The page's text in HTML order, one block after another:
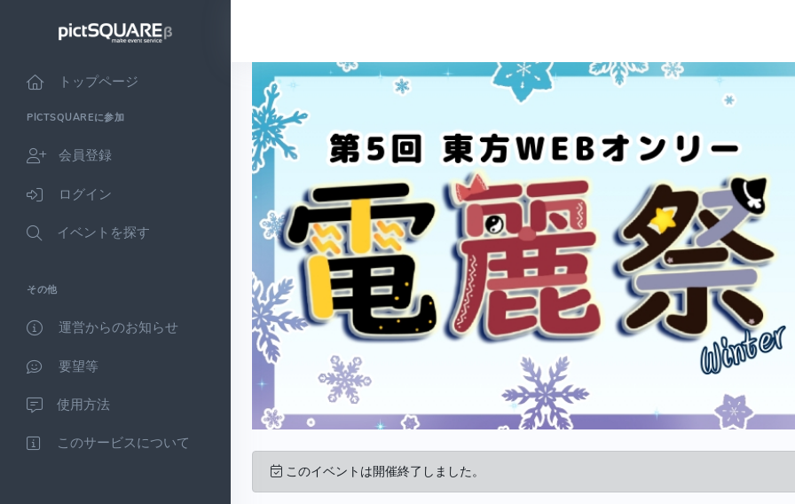
トップページ
PICTSQUAREに参加
会員登録
ログイン
イベントを探す
その他
運営からのお知らせ
要望等
使用方法
このサービスについて
このイベントは開催終了しました。